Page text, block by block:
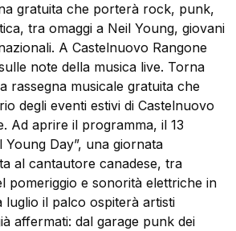
gratuita che porterà rock, punk,
tra omaggi a Neil Young, giovani
A Castelnuovo Rangone
note della musica live. Torna
rassegna musicale gratuita che
degli eventi estivi di Castelnuovo
Ad aprire il programma, il 13
Young Day”, una giornata
al cantautore canadese, tra
pomeriggio e sonorità elettriche in
luglio il palco ospiterà artisti
affermati: dal garage punk dei